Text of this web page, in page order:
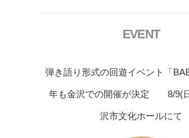
EVENT
弾き語り形式の回遊イベント「
年も金沢での開催が決定 8/9(
沢市文化ホールにて